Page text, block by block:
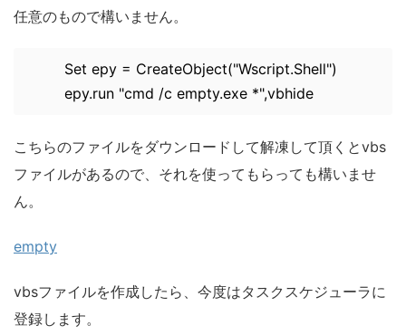
任意のもので構いません。
Set epy = CreateObject("Wscript.Shell")
epy.run "cmd /c empty.exe *",vbhide
こちらのファイルをダウンロードして解凍して頂くとvbs
ファイルがあるので、それを使ってもらっても構いませ
ん。
empty
vbsファイルを作成したら、今度はタスクスケジューラに
登録します。